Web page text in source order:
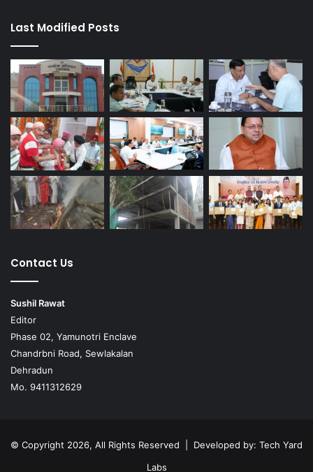
Last Modified Posts
Contact Us
Sushil Rawat
Editor
Phase 02, Yamunotri Enclave
Chandrbni Road, Sewlakalan
Dehradun
Mo. 9411312629
© Copyright 2026, All Rights Reserved | Developed by: Tech Yard
Labs